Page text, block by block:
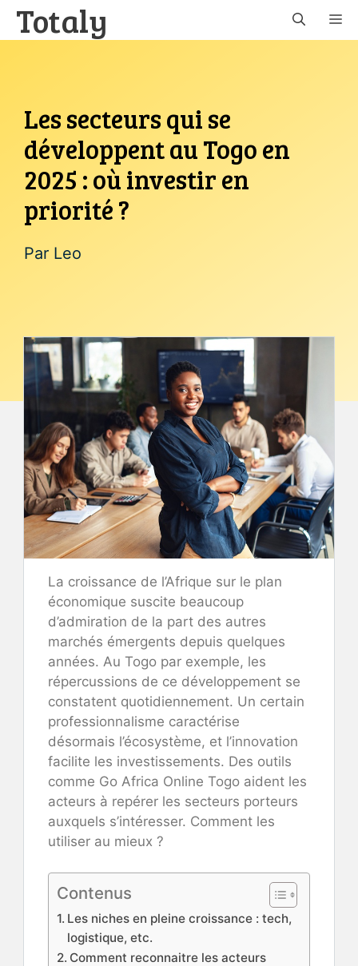
AllerTotaly
Les secteurs qui se
développent au Togo en
2025 : où investir en
priorité ?
Par Leo
La croissance de l’Afrique sur le plan
économique suscite beaucoup
d’admiration de la part des autres
marchés émergents depuis quelques
années. Au Togo par exemple, les
répercussions de ce développement se
constatent quotidiennement. Un certain
professionnalisme caractérise
désormais l’écosystème, et l’innovation
facilite les investissements. Des outils
comme Go Africa Online Togo aident les
acteurs à repérer les secteurs porteurs
auxquels s’intéresser. Comment les
utiliser au mieux ?
Contenus
Les niches en pleine croissance : tech,
logistique, etc.
Comment reconnaitre les acteurs